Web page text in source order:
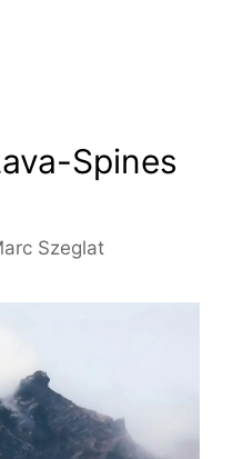
Spines
Szeglat